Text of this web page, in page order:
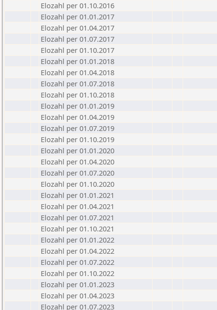
Elozahl per 01.10.2016
Elozahl per 01.01.2017
Elozahl per 01.04.2017
Elozahl per 01.07.2017
Elozahl per 01.10.2017
Elozahl per 01.01.2018
Elozahl per 01.04.2018
Elozahl per 01.07.2018
Elozahl per 01.10.2018
Elozahl per 01.01.2019
Elozahl per 01.04.2019
Elozahl per 01.07.2019
Elozahl per 01.10.2019
Elozahl per 01.01.2020
Elozahl per 01.04.2020
Elozahl per 01.07.2020
Elozahl per 01.10.2020
Elozahl per 01.01.2021
Elozahl per 01.04.2021
Elozahl per 01.07.2021
Elozahl per 01.10.2021
Elozahl per 01.01.2022
Elozahl per 01.04.2022
Elozahl per 01.07.2022
Elozahl per 01.10.2022
Elozahl per 01.01.2023
Elozahl per 01.04.2023
Elozahl per 01.07.2023